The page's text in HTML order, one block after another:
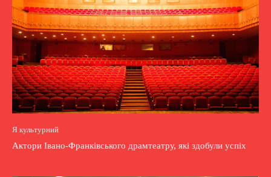
Я культурний
Актори Івано-Франківського драмтеатру, які здобули успіх